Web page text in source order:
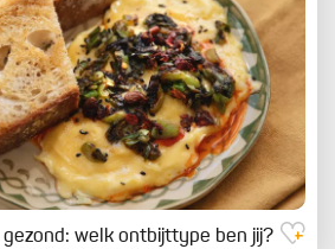
welk ontbijttype ben jij?